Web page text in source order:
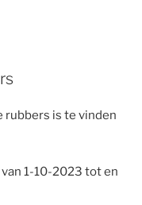
rubbers is te vinden
1-10-2023 tot en